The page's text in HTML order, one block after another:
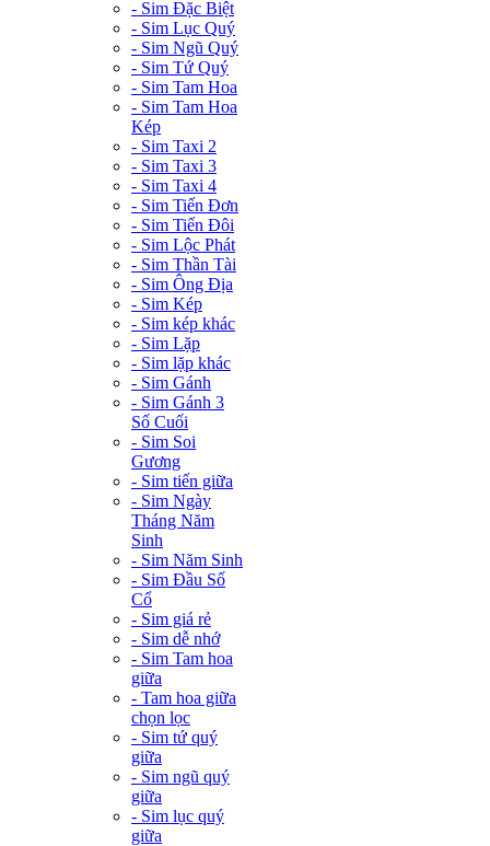
- Sim Đặc Biệt
- Sim Lục Quý
- Sim Ngũ Quý
- Sim Tứ Quý
- Sim Tam Hoa
- Sim Tam Hoa
Kép
- Sim Taxi 2
- Sim Taxi 3
- Sim Taxi 4
- Sim Tiến Đơn
- Sim Tiến Đôi
- Sim Lộc Phát
- Sim Thần Tài
- Sim Ông Địa
- Sim Kép
- Sim kép khác
- Sim Lặp
- Sim lặp khác
- Sim Gánh
- Sim Gánh 3
Số Cuối
- Sim Soi
Gương
- Sim tiến giữa
- Sim Ngày
Tháng Năm
Sinh
- Sim Năm Sinh
- Sim Đầu Số
Cổ
- Sim giá rẻ
- Sim dễ nhớ
- Sim Tam hoa
giữa
- Tam hoa giữa
chọn lọc
- Sim tứ quý
giữa
- Sim ngũ quý
giữa
- Sim lục quý
giữa